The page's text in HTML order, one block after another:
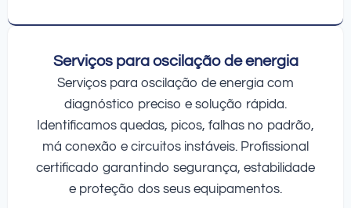
Serviços para oscilação de energia
Serviços para oscilação de energia com
diagnóstico preciso e solução rápida.
Identificamos quedas, picos, falhas no padrão,
má conexão e circuitos instáveis. Profissional
certificado garantindo segurança, estabilidade
e proteção dos seus equipamentos.